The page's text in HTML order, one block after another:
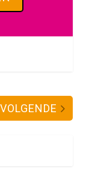
VOLGENDE